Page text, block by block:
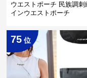
ウエストポーチ 民族調刺
インウエストポーチ
75 位